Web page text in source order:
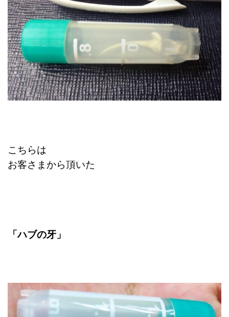
こちらは
お客さまから頂いた
「ハブの牙」